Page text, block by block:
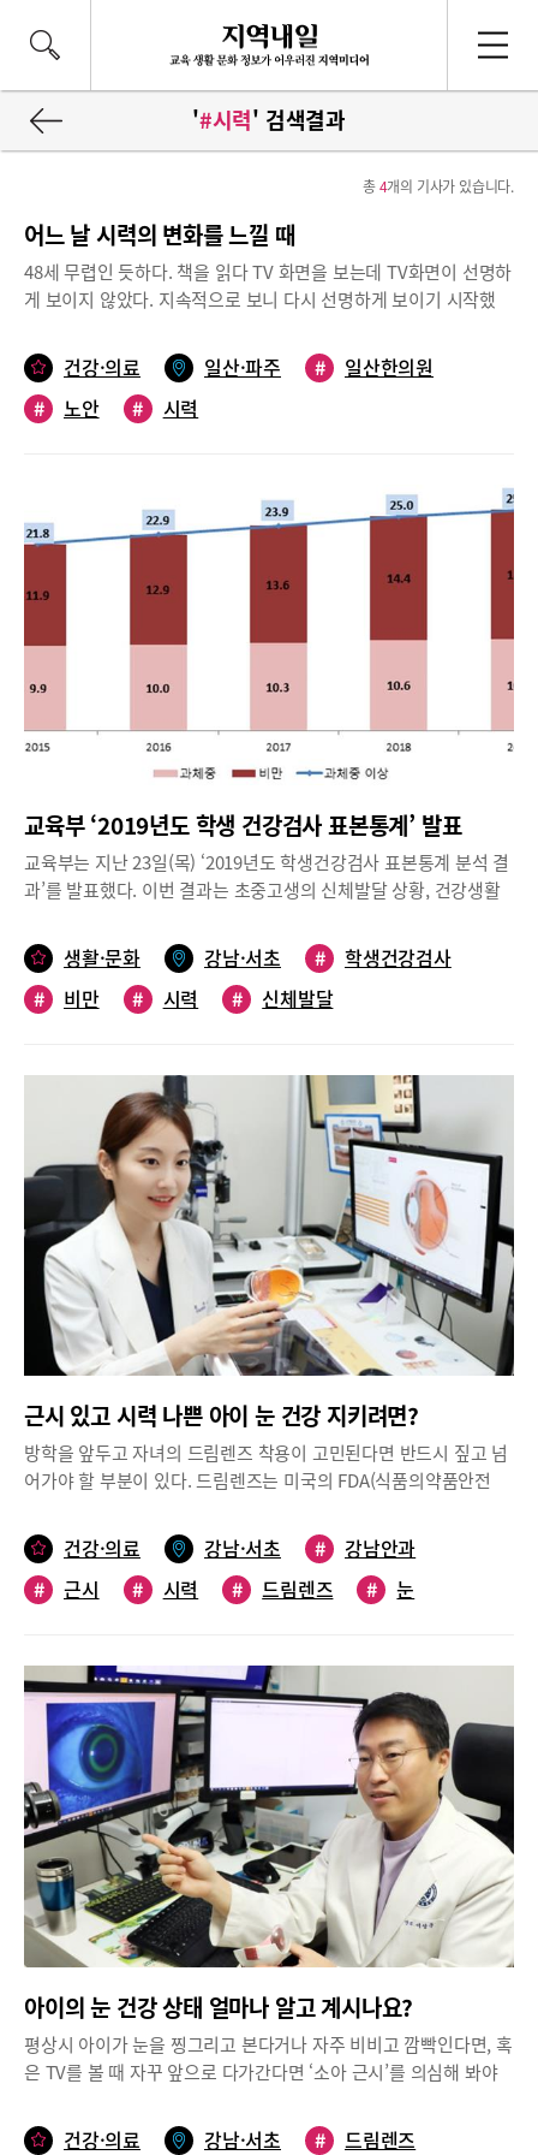
'#시력' 검색결과
총4개의 기사가 있습니다.
어느 날 시력의 변화를 느낄 때
48세 무렵인 듯하다. 책을 읽다 TV 화면을 보는데 TV화면이 선명하
게 보이지 않았다. 지속적으로 보니 다시 선명하게 보이기 시작했
다.40세 중반 이후에 나타나는 노안40대 중반 이후에 근거리 시력
장애와 더불어 시야가 흐려지는 등의 증세가 나타나는데 이를 노안
이라 한다. 초점의 전환이 늦어지는 현상, 눈의 침침함, 피로와 과도
조절하는 근육)근의 근력저하와 수정체의 탄력성 저하, 수정체의 비
대에 의해 발생한다. 나이가 젊을 때에는 모양체나 수정체가 탄력
이 뛰어나 아주 가까운 거리에 있는 물체를 볼 때 모양체가 수축하
고 수정체가 두꺼워져 굴절력이 증가되어 또렷이 볼 수가 있다. 하
지만 나이가 들어가면서 수정체가 탄력성이 떨어지고 비대해진다.
가까운 것을 볼 때 수정체의 굴절력이 증가하지 않기 때문에 먼 거
까운 거리의 상이 흐릿하게 보여 멀리 띠워야 초점이 맞춰지는 현상
안보여 돋보기의 도움을 받아야 한다. 근시로 안경을 썼던 분들은
가까운 곳을 볼 때 안경을 벗어야 잘 보이는 현상도 일어난다.노안
적 처방을 내놓고 있지만 한방에서는 노안의 지연과 노안 진행의 완
화에 목적을 두고 있다. 노안이 진행되면 눈의 원근 운동을 권한다.
우리 눈은 다행히 원근 운동을 통하여 모양체근의 굴신과 이완을 모
양체의 조절력을 일정부분 향상 시킬 수 있다. 5분~10분 정도 눈의
완만하게 진행 될 수 있다. 한방에서 말하는 경락의 흐름이 집중되
어 있는 곳이 눈이다. 따라서 눈 주위를 가볍게 마사지해주는 것부
터 침을 놓는 방법까지 다양한 눈의 보강법이 있다. 선침패치를 잠
환을 개선하고 눈의 피로를 회복시켜 노안을 지연시키고 완화시킬
수 있게 된다.유용우한의원 유용우 원장
건강·의료 일산·파주 #
일산한의원
#
노안 # 시력
교육부 ‘2019년도 학생 건강검사 표본통계’ 발표
교육부는 지난 23일(목) ‘2019년도 학생건강검사 표본통계 분석 결
과’를 발표했다. 이번 결과는 초중고생의 신체발달 상황, 건강생활
1,023개 표본 학교의10만 4,380명의 건강검사 자료를 분석한 것이
다. 그 내용을 요약해봤다.자료참조 교육부 <2019년도 학생 건강검
사 표본통계 발표 및 분석 결과>초중고 신체발달 상황과체중 이상
무게, 비만도를 검사했다. 건강조사(초1 ~ 고3)는 9개 영역에서 영
양섭취‧식습관, 신체활동, 수면, 개인위생, 안전, 음주‧흡연, 가정
및 학교생활, 심리정서, TV시청‧인터넷 사용 등의 검사가 이루어
졌다.‘건강검진(초1‧4, 중1, 고1)’은 13개 영역에서 근․골격 및 척
추, 눈(시력‧눈병), 귀(청력‧귓병), 콧병, 목병, 피부병, 구강(치아
우식‧치주질환‧부정교합), 혈압, 기관능력(호흡기‧순환기‧비
뇨기‧소화기‧신경계‧기타기관능력), 소변(단백뇨‧혈뇨), 혈액
검사(혈당‧총콜레스테롤‧간기능‧혈색소), B형간염항원, 흉부
방사선검사가 이루어졌다. (단, 구강검진은 초등 전체에 해당)먼저
신체발달 상황을 살펴보면 최근 5년간 학교 급별 최고 학년의 평균
신장을 보면 초등학생의 성장세는 큰 변화 없고, 중학생은 남녀 모
가했다.2019년 기준으로 통계를 보면 남학생 평균 키는 고3
174cm, 중3 170.5cm, 초6 152cm, 여학생 평균 키는 고3
161.2cm, 중3은 160.4cm, 초6은 152.3cm로 나타났다.(그래프 ‘학
교 급별 남녀 학생 키’ 참조) 남학생 평균 몸무게는 고3 71.5kg, 중3
55.3kg, 초6 46.1kg로 나타났다. (그래프 ‘학교 급별 남녀 학생 몸무
게’ 참조)과체중 이상 비율은 25.8%(비만 15.1% + 과체중 10.7%)
로 최근 5년간 매년 1%p 수준으로 증가했다.(그래프 ‘과체중 및 비
등학교 남학생 34.98%, 여학생 51.48%초중고 전체 ‘건강조사’ 결
과에 따르면 ‘음주‧흡연 부분에서 음주 흡연 전문가와 상담 요청
율’은 중학교 남학생 0.62%, 여학생 0.42%, 고등학교 남학생
1.35%, 여학생 0.35%로 고등학교 남학생이 가장 높게 나타났
다.‘하루 6시간 이내 수면율’은 초등학교 남학생 2.96%, 여학생
2.37%, 중학교 남학생 9.2%, 여학생 18.46%로 나타났다. 특히 중
학교에서는 남학생보다 여학생이 하루 6시간 이내 수면율이 두 배
이상 높게 나타나 눈길을 끈다. 고등학교는 남학생 34.98%, 여학생
51.48%로, 여학생 중 절반 이상이 하루 6시간 이내 수면율을 보였
다. 통계를 미루어 짐작해보면 고등학교 남학생보다 여학생의 하루
수면율이 훨씬 더 적다고 볼 수 있다. 중‧고등학생을 통틀어도 남
학생보다 여학생의 수면율이 더 적다는 것을 알 수 있다.‘주3일 이
상 격렬한 신체 활동 실천율’을 보면 초등학교 남학생 68.96%, 여
학생 47.64%를 보였다. 중학교 남학생 46.88%, 여학생 22.39%,
고등학교 남학생 32.58%, 여학생 11.47%로 초등학교에서 중학교,
중학교에서 고등학교로 진학할수록 신체 활동이 점점 줄어든다는
늘어나면서 상대적으로 신체활동이 줄어들었을 수도 있고, 한편으
생활·문화 강남·서초 #
학생건강검사
#
비만 # 시력 # 신체발달
근시 있고 시력 나쁜 아이 눈 건강 지키려면?
방학을 앞두고 자녀의 드림렌즈 착용이 고민된다면 반드시 짚고 넘
어가야 할 부분이 있다. 드림렌즈는 미국의 FDA(식품의약품안전
여러 연구 결과를 통해 그 효과가 입증되었지만, 장단점이 존재한
다. 드림렌즈 착용을 앞두고 고려해야 할 부분은 무엇일까? 안과 전
문의의 조언에 귀 기울여보자.성장기 어린이·청소년 근시 환자 많아
맺혀 먼 곳의 물체가 잘 보이지 않는 근시가 생길 수 있다.2019년 건
강보험심사평가원 국민관심질병 통계자료(연령별 근시 환자 수)에
따르면 전체 근시 환자 119만 8,016명 중에 10~19세가 43만 918
명, 0~9세는 24만 8,099명으로 근시 환자 대부분이 성장기 어린이
와 청소년에 집중되어 있는 것을 알 수 있다. 근시 환자가 늘면서 근
시 진행 억제와 시력 교정 효과가 있는 드림렌즈에 대한 관심도 커
지고 있다. 최근 미국시과학연구회(IOVS)가 발표한 연구 논문에 따
르면 만 6~10세의 근시 환아를 대상으로 드림렌즈 착용 그룹과 안
경만 착용한 그룹을 나눠 2년간 비교·관찰한 결과, 드림렌즈 착용
그룹의 43%에서 근시 억제 효과가 나타난 것으로 보고되었다.연세
본안과 이지민 원장은 “연구 결과처럼 드림렌즈는 근시가 시작되는
근시 진행 억제 효과가 더 높다. 어릴수록 각막 탄성이 높아 교정된
시력이 유지되는 시간이 길기 때문”이라고 설명했다.드림렌즈 착용
전 눈 건강 상태 점검 자녀의 드림렌즈 착용을 고려한다면 먼저 안
과에서 아이의 눈 건강 상태를 점검해야 한다.이지민 원장은 “세극
시한다. 아이가 렌즈를 착용하기 적합한 도수인지(즉, 근시나 난시
건강·의료 강남·서초 #
강남안과
#
근시 # 시력 # 드림렌즈 #
눈
아이의 눈 건강 상태 얼마나 알고 계시나요?
평상시 아이가 눈을 찡그리고 본다거나 자주 비비고 깜빡인다면, 혹
은 TV를 볼 때 자꾸 앞으로 다가간다면 ‘소아 근시’를 의심해 봐야
가 있는 아이는 시력 저하와 근시 진행이라는 두 가지 ‘악재’를 겪게
건강·의료 강남·서초 # 드림렌즈